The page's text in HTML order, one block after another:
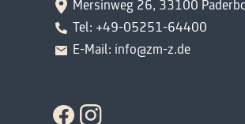
Mersinweg 26, 33100
Tel: +49-05251-64400
E-Mail: info@zm-z.de